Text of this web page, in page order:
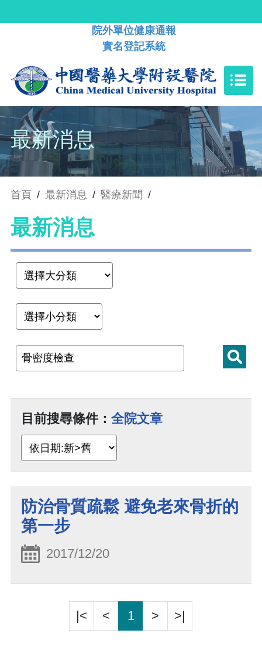
院外單位健康通報
實名登記系統
最新消息
首頁 / 最新消息 / 醫療新聞 /
最新消息
目前搜尋條件： 全院文章
防治骨質疏鬆 避免老來骨折的
第一步
2017/12/20
|< < 1 > >|